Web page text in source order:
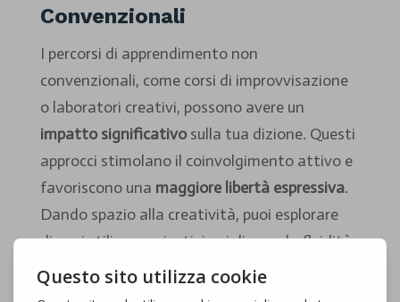
Convenzionali
I percorsi di apprendimento non
convenzionali, come corsi di improvvisazione
o laboratori creativi, possono avere un
impatto significativosulla tua dizione. Questi
approcci stimolano il coinvolgimento attivo e
favoriscono una maggiore libertà espressiva.
Dando spazio alla creatività, puoi esplorare
diversi stili comunicativi, migliorare la fluidità
verbale e rendere il tuo modo di parlare più
naturale e autentico. Inoltre, l’ambiente